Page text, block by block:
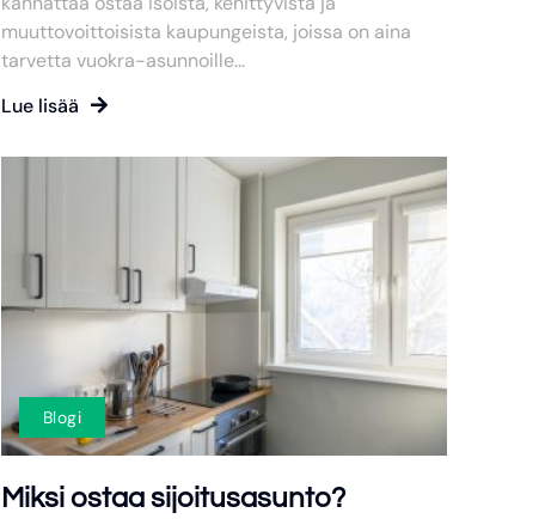
muuttovoittoisista kaupungeista, joissa on aina
tarvetta vuokra-asunnoille...
Lue lisää
Blogi
Miksi ostaa sijoitusasunto?